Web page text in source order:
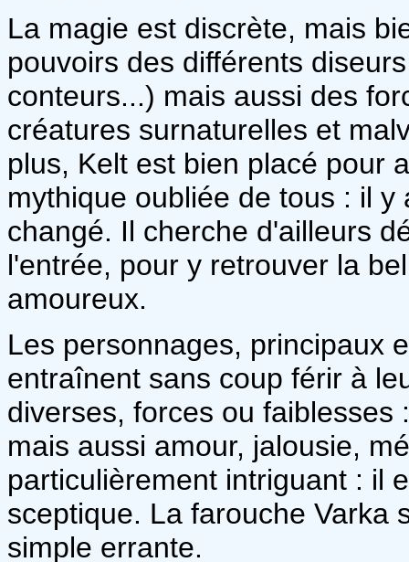
La magie est discrète, mais
pouvoirs des différents
conteurs...) mais aussi des
créatures surnaturelles et
plus, Kelt est bien placé pour
mythique oubliée de tous : il
changé. Il cherche d'ailleurs
l'entrée, pour y retrouver la
amoureux.
Les personnages, principaux
entraînent sans coup férir à
diverses, forces ou
mais aussi amour, jalousie,
particulièrement intriguant : il
sceptique. La farouche Varka
simple errante.